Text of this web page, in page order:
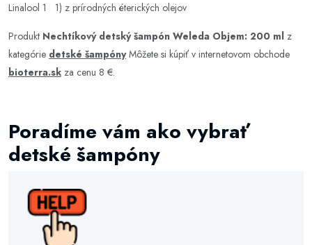
Linalool 1 1) z prírodných éterických olejov
Produkt Nechtíkový detský šampón Weleda Objem: 200 ml z
kategórie detské šampónyMôžete si kúpiť v internetovom obchode
bioterra.sk za cenu 8 €.
Poradíme vám ako vybrať
detské šampóny